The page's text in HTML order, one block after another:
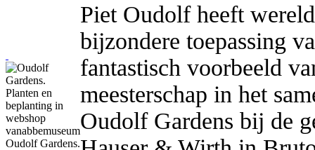
Oudolf Gardens.
Piet Oudolf heeft
bijzondere toepassing
fantastisch voorbeeld
meesterschap in het
Oudolf Gardens bij de